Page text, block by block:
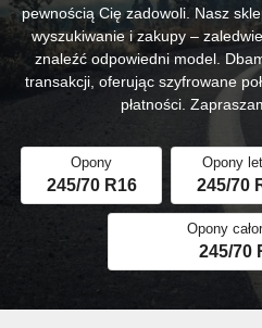
pewnością Cię zadowoli. Nasz
wyszukiwanie i zakupy –
znaleźć odpowiedni model.
transakcji, oferując szyfrowane
płatności.
Opony
245/70 R16
Opony
245/70
Opony
245/70